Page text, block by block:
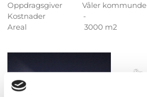
Oppdragsgiver Våler kommunde
Kostnader -
Areal 3000 m2